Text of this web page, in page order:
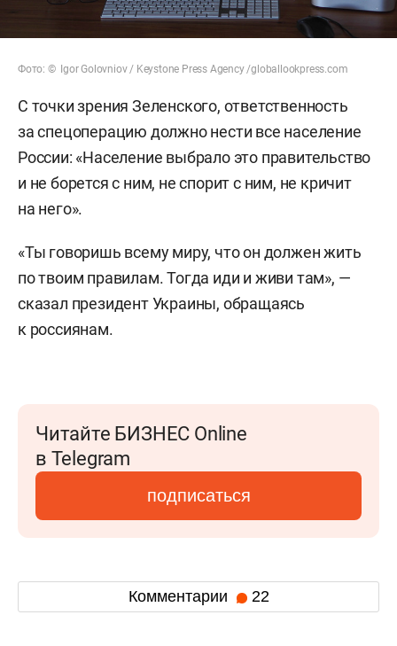
Фото: © Igor Golovniov / Keystone Press Agency /globallookpress.com
С точки зрения Зеленского, ответственность
за спецоперацию должно нести все население
России: «Население выбрало это правительство
и не борется с ним, не спорит с ним, не кричит
на него».
«Ты говоришь всему миру, что он должен жить
по твоим правилам. Тогда иди и живи там», —
сказал президент Украины, обращаясь
к россиянам.
Читайте БИЗНЕС Online
в Telegram
подписаться
Комментарии 22